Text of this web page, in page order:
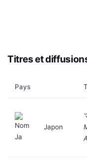
Titres et
Pays
Japon